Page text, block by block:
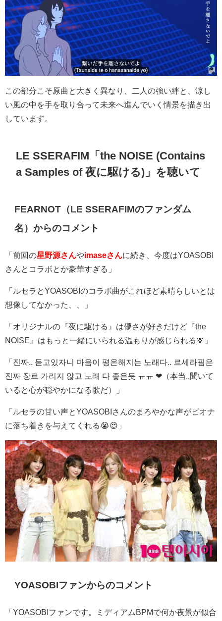
この部分こそ原曲と大きく異なり、二人の強い絆と、涼し
い風の中を手を取り合って未来へ進んでいく情景を描き出
しています。
LE SSERAFIM 「the NOISE (Contains
a Samples of夜に駆ける) 」を聴いて
FEARNOT （LE SSERAFIMのファンダム
名）からのコメント
「前回の星野源さんやimaseさんに続き、今度はYOASOBI
さんとコラボとか豪華すぎる」
「ルセラとYOASOBI のコラボ曲がこれほど素晴らしいとは
想像してなかった、、」
「オリジナルの『夜に駆ける』は儚さが好きだけど『the
NOISE』 はもっと一緒にいられる温もりが感じられる🫶」
「진짜 듣고있자니 마음이 평온해지는 노래다
르세라핌은
진짜 장르 가리지 않고 노래 다 좋은듯 ㅠㅠ ❤（本当
聞いて
いると心が穏やかになる歌だ）」
「ルセラの甘い声とYOASOBI さんのまろやかな声がピオナ
に落ち着きを与えてくれる😭😍」
YOASOBIファンからのコメント
「YOASOBIファンです。ミディアムBPMで何か夜景が似合